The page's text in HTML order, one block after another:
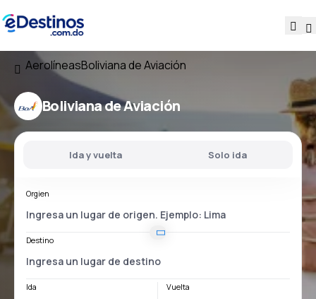
AerolíneasBoliviana de Aviación
Boliviana de Aviación
Ida y vuelta Solo ida
Orgien
Destino
Ida Vuelta